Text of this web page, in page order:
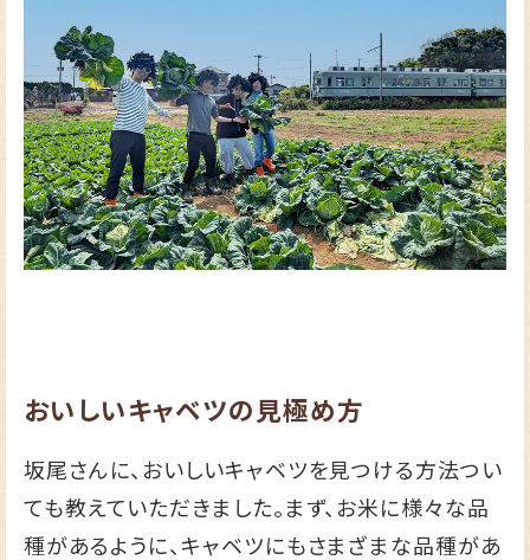
おいしいキャベツの見極め方
坂尾さんに、おいしいキャベツを見つける方法つい
ても教えていただきました。まず、お米に様々な品
種があるように、キャベツにもさまざまな品種があ